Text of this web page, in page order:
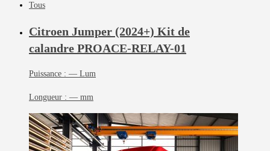
Tous
Citroen Jumper (2024+) Kit de
calandre PROACE-RELAY-01
Puissance : — Lum
Longueur : — mm